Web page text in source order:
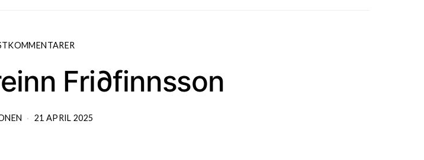
Fri∂finnsson
21 APRIL 2025